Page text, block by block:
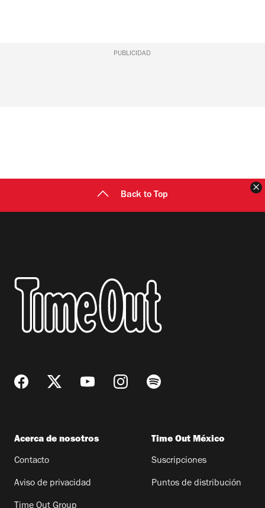
PUBLICIDAD
Back to Top
Acerca de nosotros
Contacto
Aviso de privacidad
Time Out México
Suscripciones
Puntos de distribución